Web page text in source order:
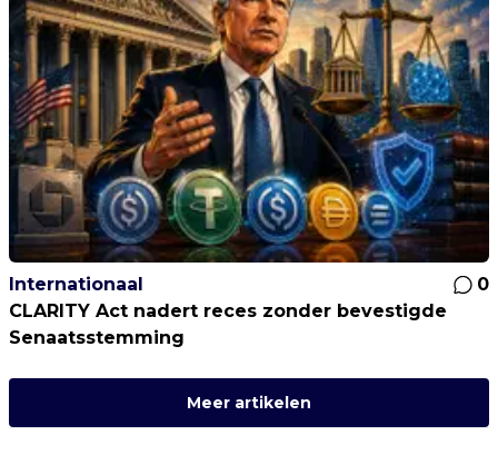
Internationaal
0
CLARITY Act nadert reces zonder bevestigde
Senaatsstemming
Meer artikelen